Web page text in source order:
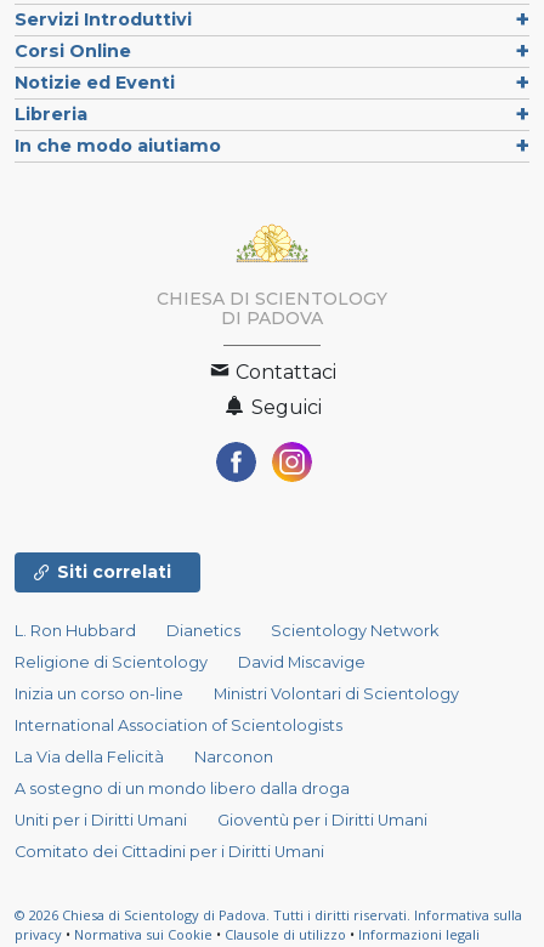
Servizi Introduttivi
Corsi Online
Notizie ed Eventi
Libreria
In che modo aiutiamo
CHIESA DI SCIENTOLOGY
DI PADOVA
Contattaci
Seguici
Siti correlati
L. Ron Hubbard Dianetics
Scientology Network
Religione di Scientology
David Miscavige
Inizia un corso on-line
Ministri Volontari di Scientology
International Association of Scientologists
La Via della Felicità
Narconon
A sostegno di un mondo libero dalla droga
Uniti per i Diritti Umani
Gioventù per i Diritti Umani
Comitato dei Cittadini per i Diritti Umani
© 2026 Chiesa di Scientology di Padova. Tutti i diritti riservati. Informativa sulla
privacy • Normativa sui Cookie • Clausole di utilizzo • Informazioni legali